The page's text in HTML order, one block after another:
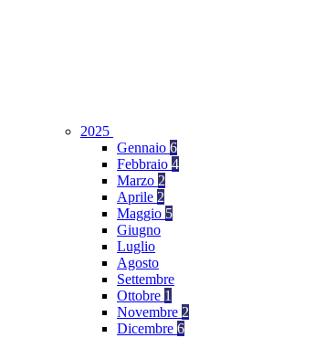
2025
Gennaio 6
Febbraio 4
Marzo 2
Aprile 2
Maggio 5
Giugno
Luglio
Agosto
Settembre
Ottobre 1
Novembre 2
Dicembre 6